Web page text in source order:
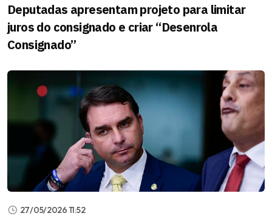
Deputadas apresentam projeto para limitar
juros do consignado e criar “Desenrola
Consignado”
27/05/2026 11:52